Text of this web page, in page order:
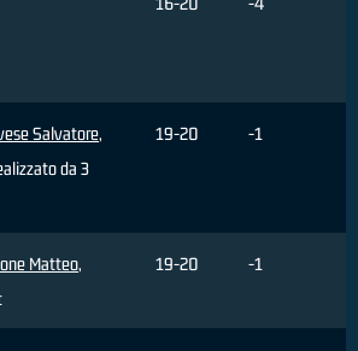
Salvatore,
da 3
19-20 -1
Matteo,
19-20 -1